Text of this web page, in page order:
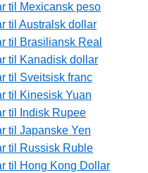
til Mexicansk peso
til Australsk dollar
til Brasiliansk Real
til Kanadisk dollar
til Sveitsisk franc
til Kinesisk Yuan
til Indisk Rupee
til Japanske Yen
til Russisk Ruble
til Hong Kong Dollar